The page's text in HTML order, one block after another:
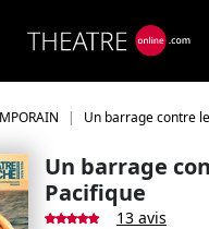
Un barrage contre
Un barrage
Pacifique
13 avis